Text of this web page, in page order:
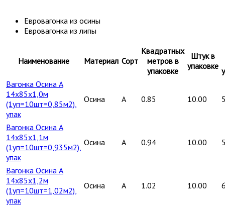
Евровагонка из осины
Евровагонка из липы
Наименование Материал Сорт
Квадратных
метров в
упаковке
Штук в
упаковке
Вагонка Осина А
14х85х1,0м
(1уп=10шт=0,85м2),
упак
Осина A 0.85 10.00
Вагонка Осина А
14х85х1,1м
(1уп=10шт=0,935м2),
упак
Осина A 0.94 10.00
Вагонка Осина А
14х85х1,2м
(1уп=10шт=1,02м2),
упак
Осина A 1.02 10.00